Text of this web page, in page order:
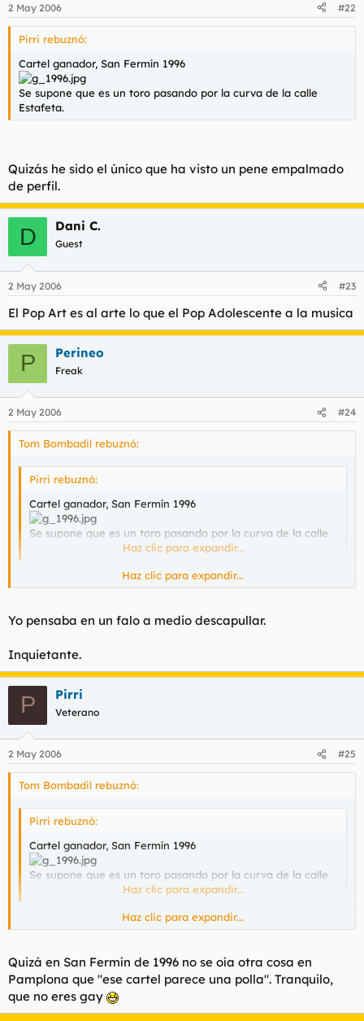
2 May 2006 #22
Pirri rebuznó:
Cartel ganador, San Fermín 1996
Se supone que es un toro pasando por la curva de la calle
Estafeta.
Quizás he sido el único que ha visto un pene empalmado
de perfil.
D Dani C.
Guest
2 May 2006 #23
El Pop Art es al arte lo que el Pop Adolescente a la musica
P Perineo
Freak
2 May 2006 #24
Tom Bombadil rebuznó:
Pirri rebuznó:
Cartel ganador, San Fermín 1996
Se supone que es un toro pasando por la curva de la calle
Haz clic para expandir...
perfil.
Haz clic para expandir...
Yo pensaba en un falo a medio descapullar.
Inquietante.
P Pirri
Veterano
2 May 2006 #25
Tom Bombadil rebuznó:
Pirri rebuznó:
Cartel ganador, San Fermín 1996
Se supone que es un toro pasando por la curva de la calle
Haz clic para expandir...
perfil.
Haz clic para expandir...
Quizá en San Fermín de 1996 no se oía otra cosa en
Pamplona que "ese cartel parece una polla". Tranquilo,
que no eres gay